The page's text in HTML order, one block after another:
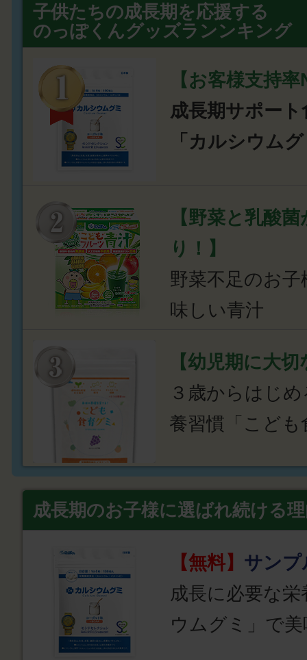
子供たちの成長期を応援する
のっぽくんグッズランンキング
【お客様支持
成長期サポート
「カルシウム
【野菜と乳酸
り！】
野菜不足のお
味しい青汁
【幼児期に大
３歳からはじ
養習慣「こども
成長期のお子様に選ばれ続ける
【無料】 サンプ
成長に必要な
ウムグミ」で